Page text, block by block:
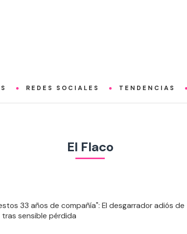
REDES SOCIALES TENDENCIAS
El Flaco
33 años de compañía": El desgarrador adiós de
tras sensible pérdida